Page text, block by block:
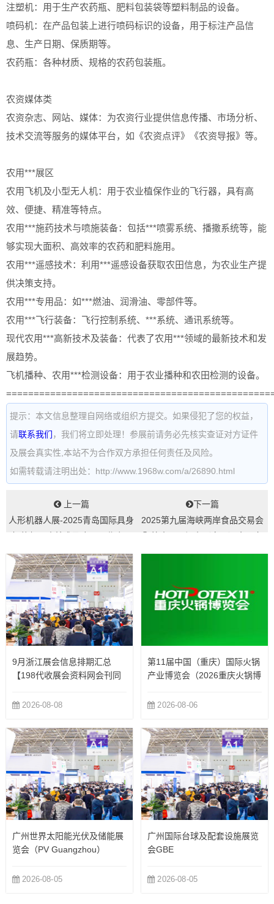
注塑机：用于生产农药瓶、肥料包装袋等塑料制品的设备。
喷码机：在产品包装上进行喷码标识的设备，用于标注产品信
息、生产日期、保质期等。
农药瓶：各种材质、规格的农药包装瓶。
农资媒体类
农资杂志、网站、媒体：为农资行业提供信息传播、市场分析、
技术交流等服务的媒体平台，如《农资点评》《农资导报》等。
农用***展区
农用飞机及小型无人机：用于农业植保作业的飞行器，具有高
效、便捷、精准等特点。
农用***施药技术与喷施装备：包括***喷雾系统、播撒系统等，能
够实现大面积、高效率的农药和肥料施用。
农用***遥感技术：利用***遥感设备获取农田信息，为农业生产提
供决策支持。
农用***专用品：如***燃油、润滑油、零部件等。
农用***飞行装备：飞行控制系统、***系统、通讯系统等。
现代农用***高新技术及装备：代表了农用***领域的最新技术和发
展趋势。
飞机播种、农用***检测设备：用于农业播种和农田检测的设备。
提示：本文信息整理自网络或组织方提交。如果侵犯了您的权益，
请联系我们 ，我们将立即处理！参展前请务必先核实查证对方证件
及展会真实性,本站不为合作双方承担任何责任及风险。
如需转载请注明出处：http://www.1968w.com/a/26890.html
上一篇
人形机器人展-2025青岛国际具身
下一篇
2025第九届海峡两岸食品交易会
易会...
9月浙江展会信息排期汇总
【198代收展会资料网会刊同
2026-08-08
第11届中国（重庆）国际火锅
产业博览会（2026重庆火锅博
2026-08-06
广州世界太阳能光伏及储能展
览会（PV Guangzhou）
2026-08-05
广州国际台球及配套设施展览
会GBE
2026-08-05